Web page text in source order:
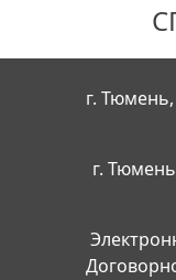
г.
г.